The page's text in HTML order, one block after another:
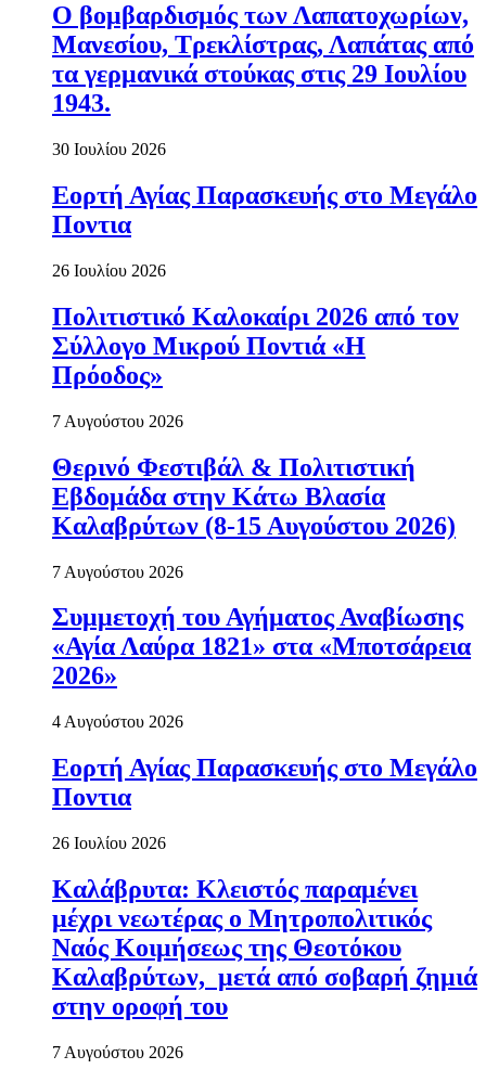
Ο βομβαρδισμός των Λαπατοχωρίων,
Μανεσίου, Τρεκλίστρας, Λαπάτας από
τα γερμανικά στούκας στις 29 Ιουλίου
1943.
30 Ιουλίου 2026
Εορτή Αγίας Παρασκευής στο Μεγάλο
Ποντια
26 Ιουλίου 2026
Πολιτιστικό Καλοκαίρι 2026 από τον
Σύλλογο Μικρού Ποντιά «Η
Πρόοδος»
7 Αυγούστου 2026
Θερινό Φεστιβάλ & Πολιτιστική
Εβδομάδα στην Κάτω Βλασία
Καλαβρύτων (8-15 Αυγούστου 2026)
7 Αυγούστου 2026
Συμμετοχή του Αγήματος Αναβίωσης
«Αγία Λαύρα 1821» στα «Μποτσάρεια
2026»
4 Αυγούστου 2026
Εορτή Αγίας Παρασκευής στο Μεγάλο
Ποντια
26 Ιουλίου 2026
Καλάβρυτα: Κλειστός παραμένει
μέχρι νεωτέρας ο Μητροπολιτικός
Ναός Κοιμήσεως της Θεοτόκου
Καλαβρύτων, μετά από σοβαρή ζημιά
στην οροφή του
7 Αυγούστου 2026